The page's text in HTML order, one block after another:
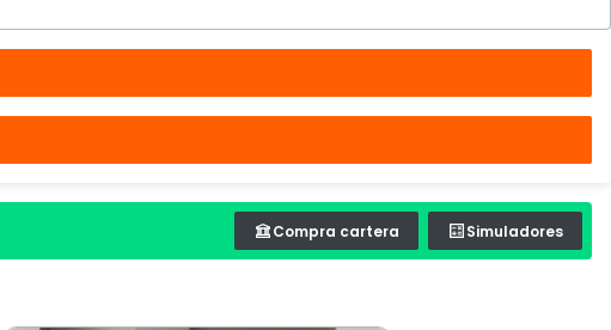
Compra cartera Simuladores